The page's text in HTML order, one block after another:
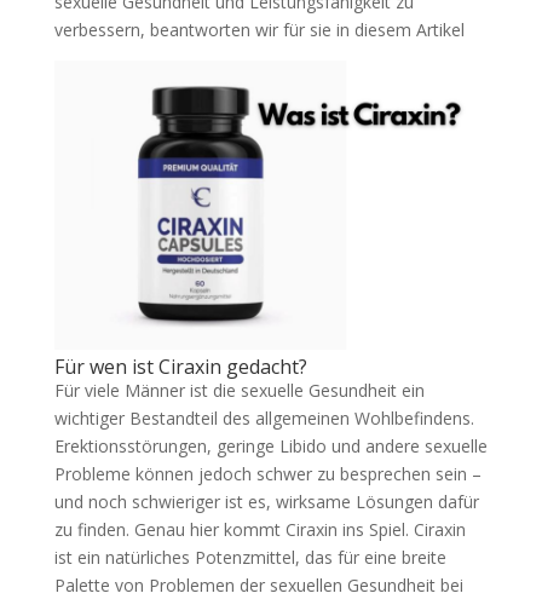
verbessern, beantworten wir für sie in diesem Artikel
Für wen ist Ciraxin gedacht?
Für viele Männer ist die sexuelle Gesundheit ein
wichtiger Bestandteil des allgemeinen Wohlbefindens.
Erektionsstörungen, geringe Libido und andere sexuelle
Probleme können jedoch schwer zu besprechen sein –
und noch schwieriger ist es, wirksame Lösungen dafür
zu finden. Genau hier kommt Ciraxin ins Spiel. Ciraxin
ist ein natürliches Potenzmittel, das für eine breite
Palette von Problemen der sexuellen Gesundheit bei